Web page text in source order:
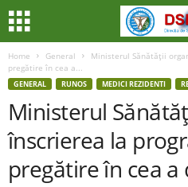
Home General
Ministerul Sănătăţii
pregătire în cea a...
GENERAL RUNOS MEDICI REZIDENTI
Ministerul
înscrierea la
pregătire în cea a